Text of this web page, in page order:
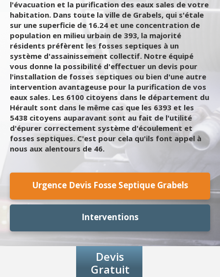
l'évacuation et la purification des eaux sales de votre
habitation. Dans toute la ville de Grabels, qui s'étale
sur une superficie de 16.24 et une concentration de
population en milieu urbain de 393, la majorité
résidents préfèrent les fosses septiques à un
système d'assainissement collectif. Notre équipé
vous donne la possibilité d'effectuer un devis pour
l'installation de fosses septiques ou bien d'une autre
intervention avantageuse pour la purification de vos
eaux sales. Les 6100 citoyens dans le département du
Hérault sont dans le même cas que les 6393 et les
5438 citoyens auparavant sont au fait de l'utilité
d'épurer correctement système d'écoulement et
fosses septiques. C'est pour cela qu'ils font appel à
nous aux alentours de 46.
Urgence Devis Fosse Septique Grabels
Interventions
Devis
Gratuit